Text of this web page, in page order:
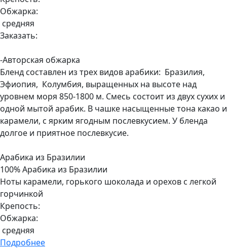
Обжарка:
средняя
Заказать:
-Авторская обжарка
Бленд составлен из трех видов арабики: Бразилия,
Эфиопия, Колумбия, выращенных на высоте над
уровнем моря 850-1800 м. Смесь состоит из двух сухих и
одной мытой арабик. В чашке насыщенные тона какао и
карамели, с ярким ягодным послевкусием. У бленда
долгое и приятное послевкусие.
Арабика из Бразилии
100% Арабика из Бразилии
Ноты карамели, горького шоколада и орехов с легкой
горчинкой
Крепость:
Обжарка:
средняя
Подробнее